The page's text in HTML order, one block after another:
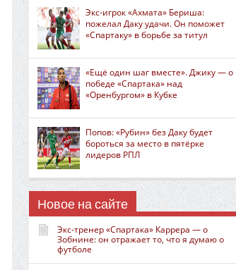
Экс-игрок «Ахмата» Бериша:
пожелал Даку удачи. Он поможет
«Спартаку» в борьбе за титул
«Ещё один шаг вместе». Джику — о
победе «Спартака» над
«Оренбургом» в Кубке
Попов: «Рубин» без Даку будет
бороться за место в пятёрке
лидеров РПЛ
Новое на сайте
Экс-тренер «Спартака» Каррера — о
Зобнине: он отражает то, что я думаю о
футболе